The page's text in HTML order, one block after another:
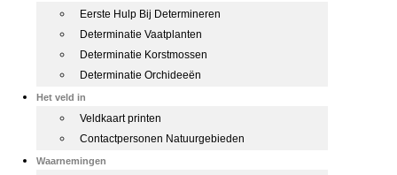
Eerste Hulp Bij Determineren
Determinatie Vaatplanten
Determinatie Korstmossen
Determinatie Orchideeën
Het veld in
Veldkaart printen
Contactpersonen Natuurgebieden
Waarnemingen